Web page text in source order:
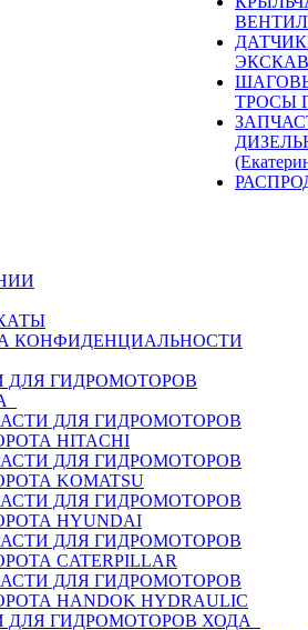
ТРОСЫ
КОНФИДЕНЦИАЛЬНОСТИ
ДЛЯ ГИДРОМОТОРОВ
ДЛЯ ГИДРОМОТОРОВ
HITACHI
ДЛЯ ГИДРОМОТОРОВ
KOMATSU
ДЛЯ ГИДРОМОТОРОВ
HYUNDAI
ДЛЯ ГИДРОМОТОРОВ
CATERPILLAR
ДЛЯ ГИДРОМОТОРОВ
HANDOK HYDRAULIC
ДЛЯ ГИДРОМОТОРОВ ХОДА